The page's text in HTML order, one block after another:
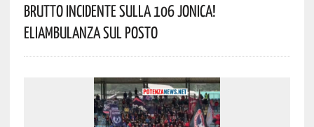
Brutto Incidente Sulla 106 Jonica!
Eliambulanza Sul Posto